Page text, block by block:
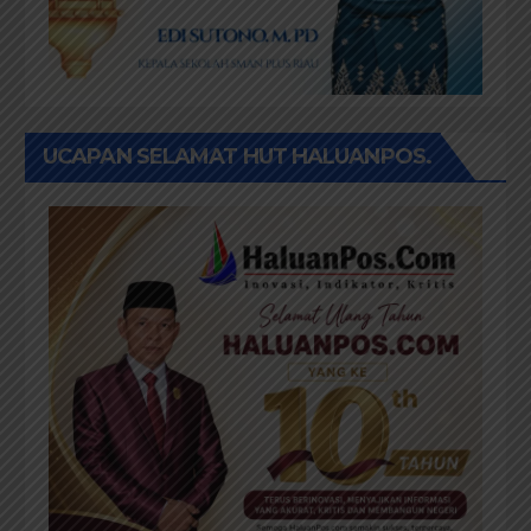
UCAPAN SELAMAT HUT HALUANPOS.